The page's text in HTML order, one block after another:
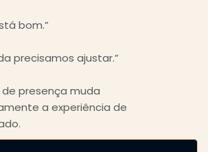
bom.”
precisamos ajustar.”
de presença muda
a experiência de